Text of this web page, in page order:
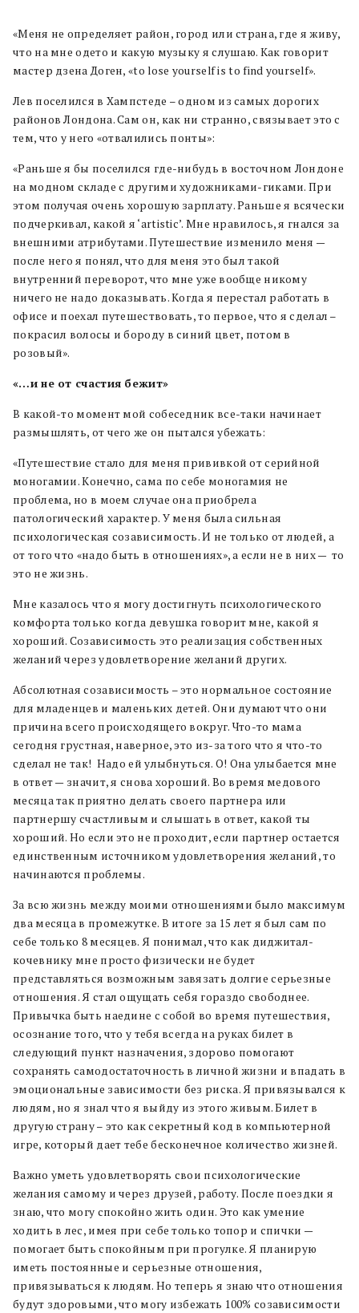
«Меня не определяет район, город или страна, где я живу,
что на мне одето и какую музыку я слушаю. Как говорит
мастер дзена Доген, «to lose yourself is to find yourself».
Лев поселился в Хампстеде – одном из самых дорогих
районов Лондона. Сам он, как ни странно, связывает это с
тем, что у него «отвалились понты»:
«Раньше я бы поселился где-нибудь в восточном Лондоне
на модном складе с другими художниками-гиками. При
этом получая очень хорошую зарплату. Раньше я всячески
подчеркивал, какой я ‘artistic’. Мне нравилось, я гнался за
внешними атрибутами. Путешествие изменило меня —
после него я понял, что для меня это был такой
внутренний переворот, что мне уже вообще никому
ничего не надо доказывать.Когда я перестал работать в
офисе и поехал путешествовать, то первое, что я сделал –
покрасил волосы и бороду в синий цвет, потом в
розовый».
«…и не от счастия бежит»
В какой-то момент мой собеседник все-таки начинает
размышлять, от чего же он пытался убежать:
«Путешествие стало для меня прививкой от серийной
моногамии. Конечно, сама по себе моногамия не
проблема, но в моем случае она приобрела
патологический характер. У меня была сильная
психологическая созависимость. И не только от людей, а
от того что «надо быть в отношениях», а если не в них — то
это не жизнь.
Мне казалось что я могу достигнуть психологического
комфорта только когда девушка говорит мне, какой я
хороший. Созависимость это реализация собственных
желаний через удовлетворение желаний других.
Абсолютная созависимость – это нормальное состояние
для младенцев и маленьких детей. Они думают что они
причина всего происходящего вокруг. Что-то мама
сегодня грустная, наверное, это из-за того что я что-то
сделал не так! Надо ей улыбнуться. О! Она улыбается мне
в ответ — значит, я снова хороший. Во время медового
месяца так приятно делать своего партнера или
партнершу счастливым и слышать в ответ, какой ты
хороший. Но если это не проходит, если партнер остается
единственным источником удовлетворения желаний, то
начинаются проблемы.
За всю жизнь между моими отношениями было максимум
два месяца в промежутке. В итоге за 15 лет я был сам по
себе только 8 месяцев. Я понимал, что как диджитал-
кочевнику мне просто физически не будет
представляться возможным завязать долгие серьезные
отношения. Я стал ощущать себя гораздо свободнее.
Привычка быть наедине с собой во время путешествия,
осознание того, что у тебя всегда на руках билет в
следующий пункт назначения, здорово помогают
сохранять самодостаточность в личной жизни и впадать в
эмоциональные зависимости без риска. Я привязывался к
людям, но я знал что я выйду из этого живым. Билет в
другую страну – это как секретный код в компьютерной
игре, который дает тебе бесконечное количество жизней.
Важно уметь удовлетворять свои психологические
желания самому и через друзей, работу. После поездки я
знаю, что могу спокойно жить один. Это как умение
ходить в лес, имея при себе только топор и спички —
помогает быть спокойным при прогулке. Я планирую
иметь постоянные и серьезные отношения,
привязываться к людям. Но теперь я знаю что отношения
будут здоровыми, что могу избежать 100% созависимости